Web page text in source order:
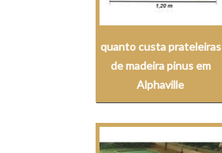
quanto custa prateleiras
de madeira pinus em
Alphaville